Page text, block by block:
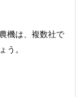
機は、複数社で
う。